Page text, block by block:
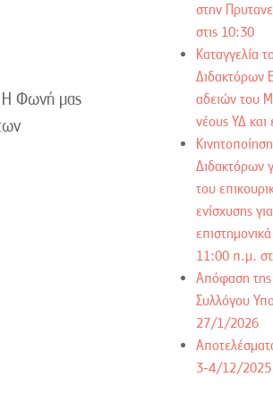
Φωνή μας
στην
στις 10:30
Καταγγελία
Διδακτόρων
αδειών του
νέους ΥΔ και
Διδακτόρων
του
ενίσχυσης
11:00 π.μ.
Απόφαση της
Συλλόγου
27/1/2026
3-4/12/2025